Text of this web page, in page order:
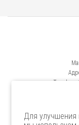
Телефон:
Для улучшения